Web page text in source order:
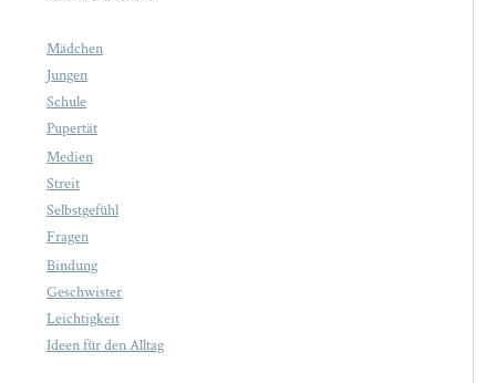
Mädchen
Jungen
Schule
Pupertät
Medien
Streit
Selbstgefühl
Fragen
Bindung
Geschwister
Leichtigkeit
Ideen für den Alltag